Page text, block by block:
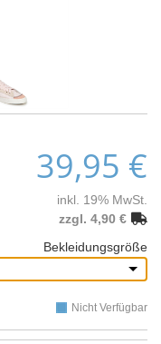
39,95 €
inkl. 19% MwSt.
zzgl. 4,90 €
Bekleidungsgröße
Nicht Verfügbar